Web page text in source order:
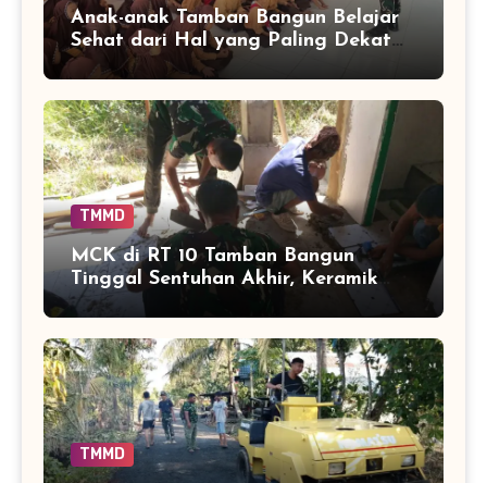
Anak-anak Tamban Bangun Belajar
Sehat dari Hal yang Paling Dekat
dengan Keseharian
TMMD
MCK di RT 10 Tamban Bangun
Tinggal Sentuhan Akhir, Keramik
Capai 75 Persen
TMMD